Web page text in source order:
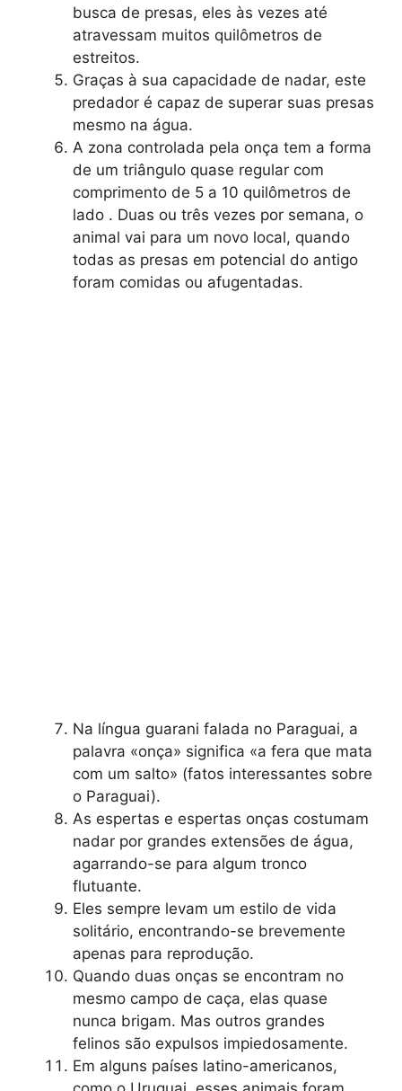
busca de presas, eles às vezes até
atravessam muitos quilômetros de
estreitos.
Graças à sua capacidade de nadar, este
predador é capaz de superar suas presas
mesmo na água.
A zona controlada pela onça tem a forma
de um triângulo quase regular com
comprimento de 5 a 10 quilômetros de
lado . Duas ou três vezes por semana, o
animal vai para um novo local, quando
todas as presas em potencial do antigo
foram comidas ou afugentadas.
Na língua guarani falada no Paraguai, a
palavra «onça» significa «a fera que mata
com um salto» (fatos interessantes sobre
o Paraguai).
As espertas e espertas onças costumam
nadar por grandes extensões de água,
agarrando-se para algum tronco
flutuante.
Eles sempre levam um estilo de vida
solitário, encontrando-se brevemente
apenas para reprodução.
Quando duas onças se encontram no
mesmo campo de caça, elas quase
nunca brigam. Mas outros grandes
felinos são expulsos impiedosamente.
Em alguns países latino-americanos,